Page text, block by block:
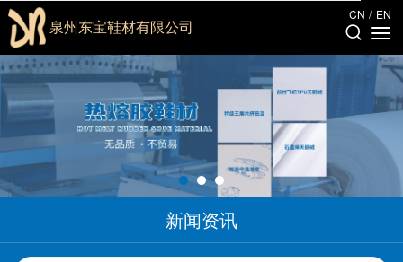
泉州东宝鞋材有限公司
CN / EN
新闻资讯